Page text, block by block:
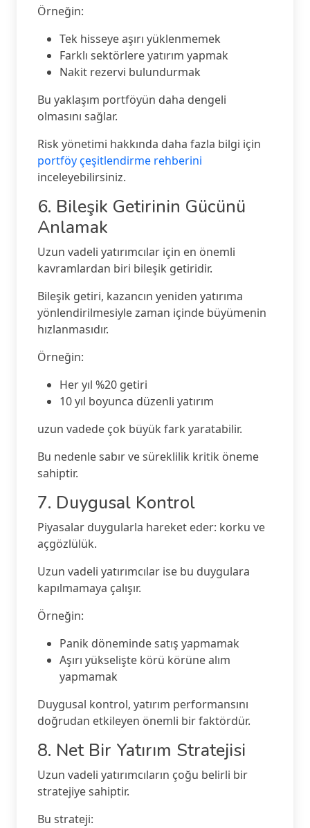
Örneğin:
Tek hisseye aşırı yüklenmemek
Farklı sektörlere yatırım yapmak
Nakit rezervi bulundurmak
Bu yaklaşım portföyün daha dengeli
olmasını sağlar.
Risk yönetimi hakkında daha fazla bilgi için
portföy çeşitlendirme rehberini
inceleyebilirsiniz.
6. Bileşik Getirinin Gücünü
Anlamak
Uzun vadeli yatırımcılar için en önemli
kavramlardan biri bileşik getiridir.
Bileşik getiri, kazancın yeniden yatırıma
yönlendirilmesiyle zaman içinde büyümenin
hızlanmasıdır.
Örneğin:
Her yıl %20 getiri
10 yıl boyunca düzenli yatırım
uzun vadede çok büyük fark yaratabilir.
Bu nedenle sabır ve süreklilik kritik öneme
sahiptir.
7. Duygusal Kontrol
Piyasalar duygularla hareket eder: korku ve
açgözlülük.
Uzun vadeli yatırımcılar ise bu duygulara
kapılmamaya çalışır.
Örneğin:
Panik döneminde satış yapmamak
Aşırı yükselişte körü körüne alım
yapmamak
Duygusal kontrol, yatırım performansını
doğrudan etkileyen önemli bir faktördür.
8. Net Bir Yatırım Stratejisi
Uzun vadeli yatırımcıların çoğu belirli bir
stratejiye sahiptir.
Bu strateji: